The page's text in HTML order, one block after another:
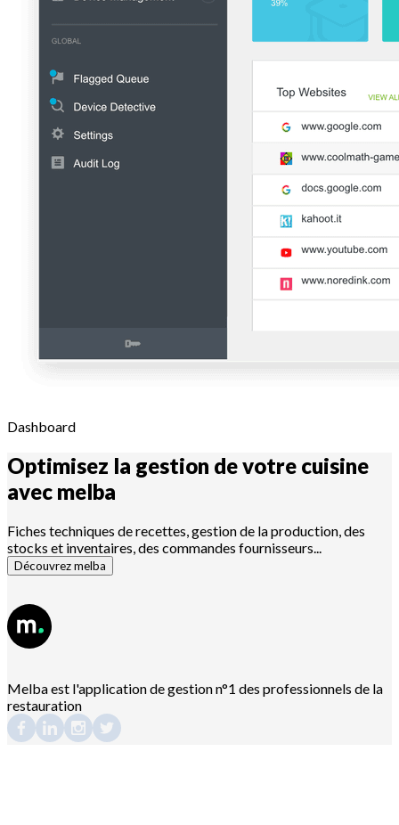
Dashboard
Optimisez la gestion de votre cuisine
avec melba
Fiches techniques de recettes, gestion de la production, des
stocks et inventaires, des commandes fournisseurs...
Découvrez melba
Melba est l'application de gestion n°1 des professionnels de la
restauration